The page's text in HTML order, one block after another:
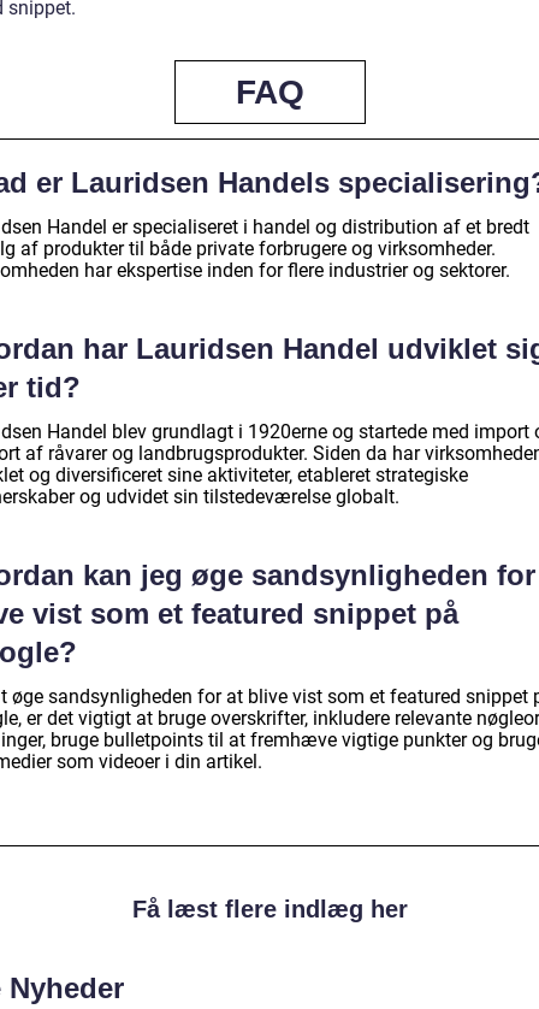
snippet.
FAQ
er Lauridsen Handels
Handel er specialiseret i handel og distribution af et bredt
af produkter til både private forbrugere og virksomheder.
har ekspertise inden for flere industrier og sektorer.
har Lauridsen Handel udviklet
tid?
Handel blev grundlagt i 1920erne og startede med import
af råvarer og landbrugsprodukter. Siden da har
og diversificeret sine aktiviteter, etableret strategiske
og udvidet sin tilstedeværelse globalt.
kan jeg øge sandsynligheden
vist som et featured snippet på
øge sandsynligheden for at blive vist som et featured snippet
er det vigtigt at bruge overskrifter, inkludere relevante
bruge bulletpoints til at fremhæve vigtige punkter og
som videoer i din artikel.
Få læst flere indlæg her
Nyheder